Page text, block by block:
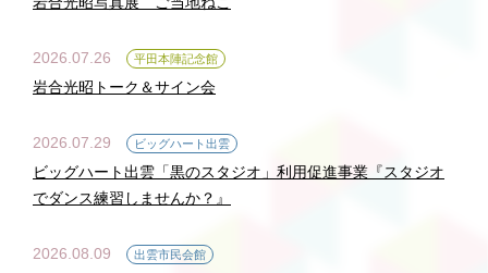
2026.07.26 平田本陣記念館
岩合光昭トーク＆サイン会
2026.07.29 ビッグハート出雲
ビッグハート出雲「黒のスタジオ」利用促進事業『スタジオ
でダンス練習しませんか？』
2026.08.09 出雲市民会館